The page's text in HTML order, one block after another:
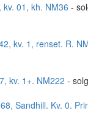
01, kh. NM36 -
kv. 1, renset. R.
kv. 1+. NM222 -
Sandhill. Kv. 0.